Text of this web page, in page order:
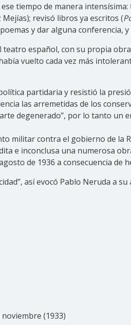
tiempo de manera
revisó libros ya escritos (
y dar alguna conferencia,
español, con su propia
vuelto cada vez más
partidaria y resistió la
las arremetidas de los
degenerado”, por lo tanto
militar contra el gobierno de la
e inconclusa una numerosa
de 1936 a consecuencia de
así evocó Pablo Neruda a su
(1933)